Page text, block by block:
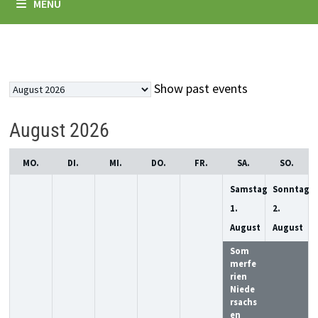
MENÜ
Month
Show past events
August 2026
MO. DI. MI. DO. FR. SA. SO.
Samstag
1.
August
Som
merfe
rien
Niede
rsachs
en
Sonntag
2.
August